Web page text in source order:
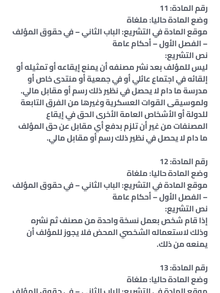
رقم المادة: 11
وضع المادة حاليا: ملغاة
موقع المادة في التشريع: الباب الثاني – في حقوق المؤلف
– الفصل الأول – أحكام عامة
نص التشريع:
ليس للمؤلف بعد نشر مصنفه أن يمنع إيقاعه أو تمثيله أو
إلقائه في اجتماع عائلي أو في جمعية أو منتدى خاص أو
مدرسة ما دام لا يحصل في نظير ذلك رسم أو مقابل مالي.
ولموسيقى القوات العسكرية وغيرها من الفرق التابعة
للدولة أو الأشخاص العامة الأخرى الحق في إيقاع
المصنفات من غير أن تلزم بدفع أي مقابل عن حق المؤلف
ما دام لا يحصل في نظير ذلك رسم أو مقابل مالي.
رقم المادة: 12
وضع المادة حاليا: ملغاة
موقع المادة في التشريع: الباب الثاني – في حقوق المؤلف
– الفصل الأول – أحكام عامة
نص التشريع:
إذا قام شخص بعمل نسخة واحدة من مصنف ثم نشره
وذلك لاستعماله الشخصي المحض فلا يجوز للمؤلف أن
يمنعه من ذلك.
رقم المادة: 13
وضع المادة حاليا: ملغاة